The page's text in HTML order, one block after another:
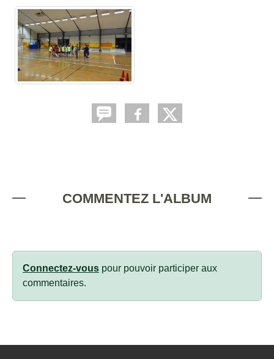
COMMENTEZ L'ALBUM
Connectez-vous pour pouvoir participer aux
commentaires.